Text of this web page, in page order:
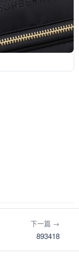
下一篇 →
893418